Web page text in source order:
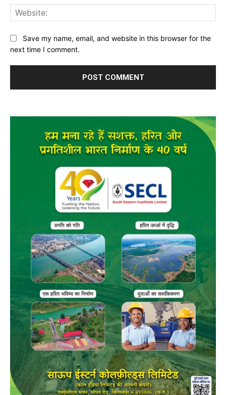
Save my name, email, and website in this browser for the
next time I comment.